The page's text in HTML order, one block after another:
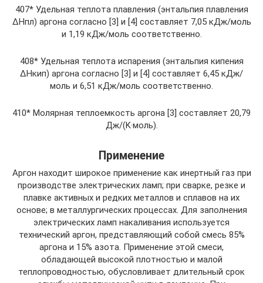
407* Удельная теплота плавления (энтальпия плавления
ΔHпл) аргона согласно [3] и [4] составляет 7,05 кДж/моль
и 1,19 кДж/моль соответственно.
408* Удельная теплота испарения (энтальпия кипения
ΔHкип) аргона согласно [3] и [4] составляет 6,45 кДж/
моль и 6,51 кДж/моль соответственно.
410* Молярная теплоемкость аргона [3] составляет 20,79
Дж/(K·моль).
Применение
Аргон находит широкое применение как инертный газ при
производстве электрических ламп; при сварке, резке и
плавке активных и редких металлов и сплавов на их
основе; в металлургических процессах. Для заполнения
электрических ламп накаливания используется
технический аргон, представляющий собой смесь 85%
аргона и 15% азота. Применение этой смеси,
обладающей высокой плотностью и малой
теплопроводностью, обусловливает длительный срок